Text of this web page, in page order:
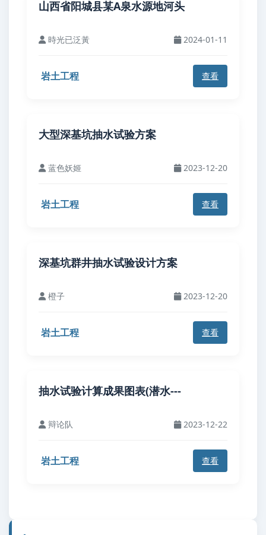
山西省阳城县某A泉水源地河头
時光已泛黃 2024-01-11
岩土工程 查看
大型深基坑抽水试验方案
蓝色妖姬 2023-12-20
岩土工程 查看
深基坑群井抽水试验设计方案
橙子 2023-12-20
岩土工程 查看
抽水试验计算成果图表(潜水---
辩论队 2023-12-22
岩土工程 查看